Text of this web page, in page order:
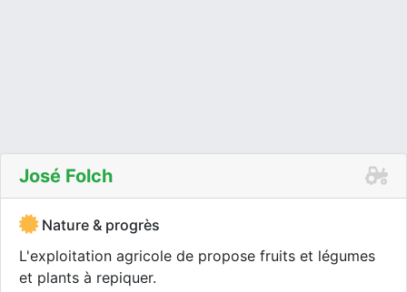
José Folch
Nature & progrès
L'exploitation agricole de propose fruits et légumes
et plants à repiquer.